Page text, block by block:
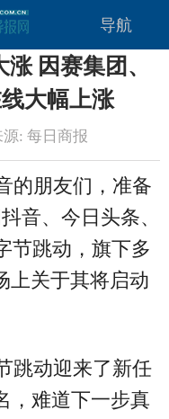
导航
因赛集团、
大幅上涨
源: 每日商报
的朋友们，准备
音、今日头条、
节跳动，旗下多
上关于其将启动
跳动迎来了新任
，难道下一步真